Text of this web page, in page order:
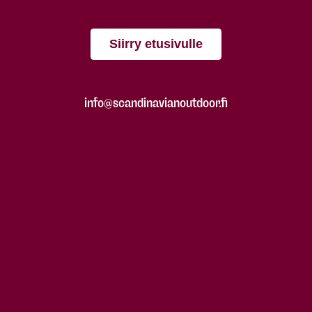
Siirry etusivulle
info@scandinavianoutdoor.fi